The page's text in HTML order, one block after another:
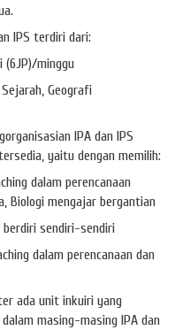
IPS terdiri dari:
(6JP)/minggu
Geografi
IPA dan IPS
yaitu dengan memilih:
dalam perencanaan
Biologi mengajar bergantian
berdiri sendiri-sendiri
dalam perencanaan dan
ada unit inkuiri yang
masing-masing IPA dan